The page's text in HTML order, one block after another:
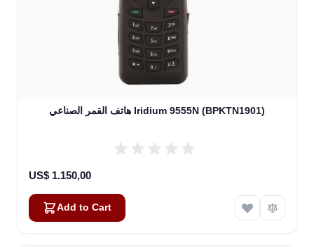
هاتف القمر الصناعي Iridium 9555N (BPKTN1901)
US$ 1.150,00
Add to Cart